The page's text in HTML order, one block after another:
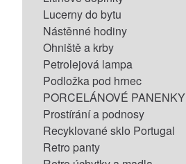
Lucerny do bytu
Nástěnné hodiny
Ohniště a krby
Petrolejová lampa
Podložka pod hrnec
PORCELÁNOVÉ PANENKY
Prostírání a podnosy
Recyklované sklo Portugal
Retro panty